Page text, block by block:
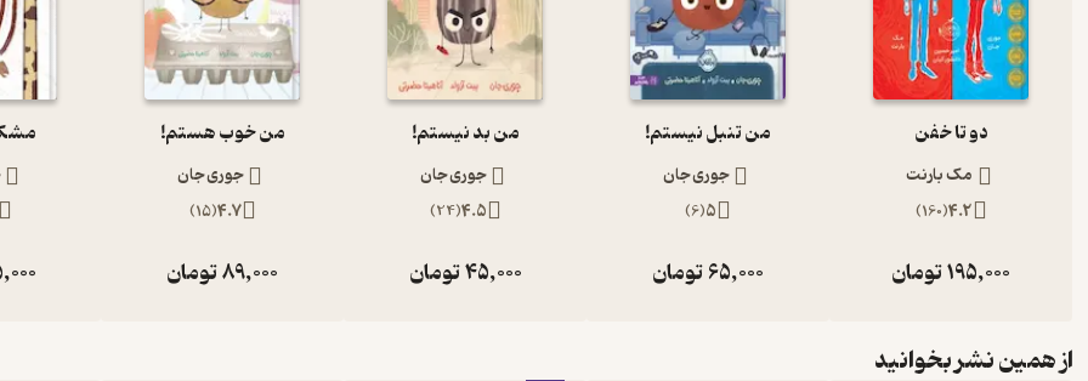
دو تا خفن
مک بارنت
4.2
(
160
)
195,000تومان
من تنبل نیستم!
جوری جان
5
(
6
)
65,000تومان
من بد نیستم!
جوری جان
4.5
(
24
)
45,000تومان
من خوب ھستم!
جوری جان
4.7
(
15
)
89,000تومان
از همین نشر بخوانید